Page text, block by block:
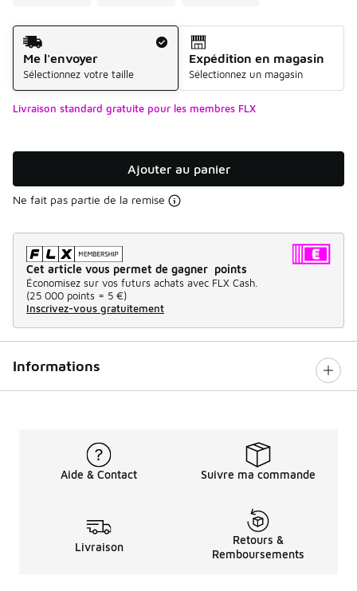
Mode d'expédition
Me l'envoyer
Sélectionnez votre taille
Expédition en magasin
Sélectionnez un magasin
Livraison standard gratuite pour les membres FLX
Ajouter au panier
Ne fait pas partie de la remise
Cet article vous permet de gagner points
Économisez sur vos futurs achats avec FLX Cash.
(25 000 points = 5 €)
Inscrivez-vous gratuitement
Informations
Aide & Contact Suivre ma commande
Livraison
Retours &
Remboursements